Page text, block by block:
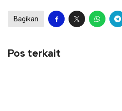
Bagikan
Pos terkait